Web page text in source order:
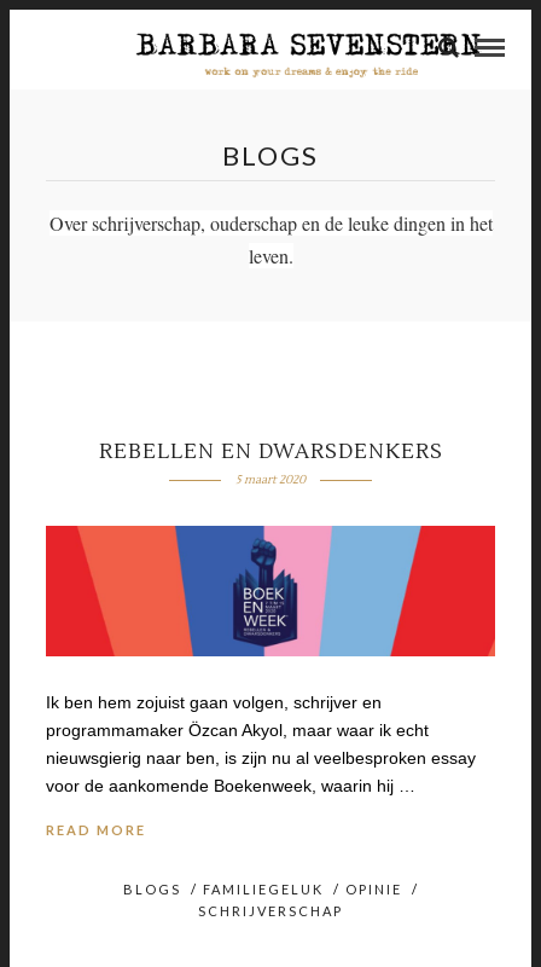
BLOGS
Over schrijverschap, ouderschap en de leuke dingen in het
leven.
REBELLEN EN DWARSDENKERS
5 maart 2020
Ik ben hem zojuist gaan volgen, schrijver en
programmamaker Özcan Akyol, maar waar ik echt
nieuwsgierig naar ben, is zijn nu al veelbesproken essay
voor de aankomende Boekenweek, waarin hij …
READ MORE
BLOGS / FAMILIEGELUK / OPINIE
/
SCHRIJVERSCHAP